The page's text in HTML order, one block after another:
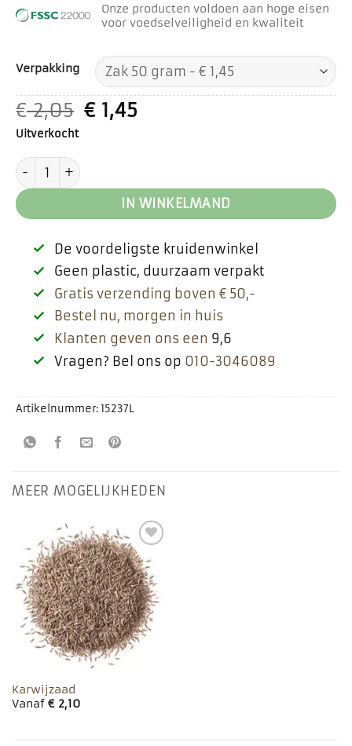
Onze producten voldoen aan hoge eisen
voor voedselveiligheid en kwaliteit
Verpakking
€2,05 Oorspronkelijke
prijs
€1,45
Uitverkocht
Karwijzaad gemalen aantal
IN WINKELMAND
De voordeligste kruidenwinkel
Geen plastic, duurzaam verpakt
Gratis verzending boven € 50,-
Bestel nu, morgen in huis
Klanten geven ons een 9,6
Vragen? Bel ons op 010-3046089
Artikelnummer:15237L
MEER MOGELIJKHEDEN
Toevoegen
aan
favorieten
Karwijzaad
Vanaf €2,10